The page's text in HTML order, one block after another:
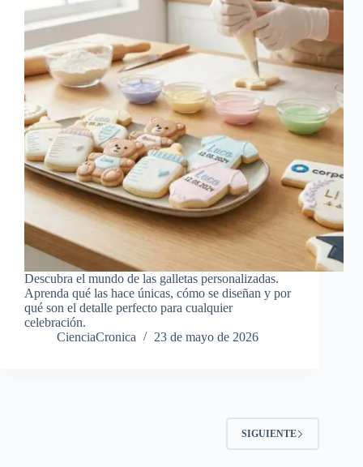
Descubra el mundo de las galletas personalizadas.
Aprenda qué las hace únicas, cómo se diseñan y por
qué son el detalle perfecto para cualquier
celebración.
CienciaCronica
23 de mayo de 2026
SIGUIENTE